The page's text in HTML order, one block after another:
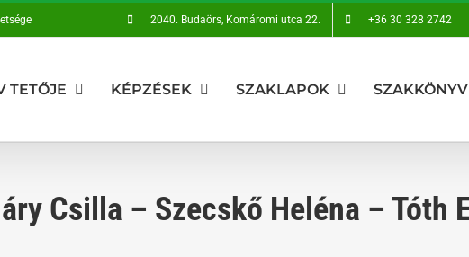
2040. Budaörs, Komáromi utca 22. +36 30 328 2742
TETŐJE KÉPZÉSEK SZAKLAPOK
Csilla – Szecskő Heléna – Tóth